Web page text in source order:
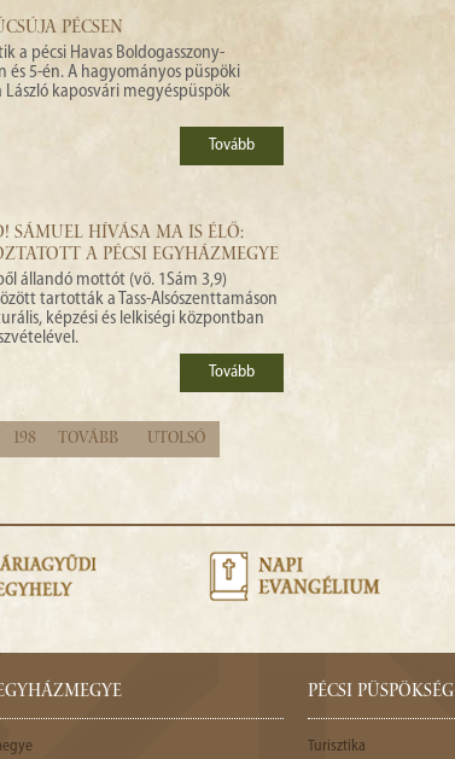
PÉCSEN
a pécsi Havas Boldogasszony-
5-én. A hagyományos püspöki
kaposvári megyéspüspök
Tovább
SÁMUEL HÍVÁSA MA IS ÉLŐ:
A PÉCSI EGYHÁZMEGYE
állandó mottót (vö. 1Sám 3,9)
tartották a Tass-Alsószenttamáson
képzési és lelkiségi központban
Tovább
198 Tovább Utolsó
PÉCSI PÜSPÖKSÉG
Turisztika